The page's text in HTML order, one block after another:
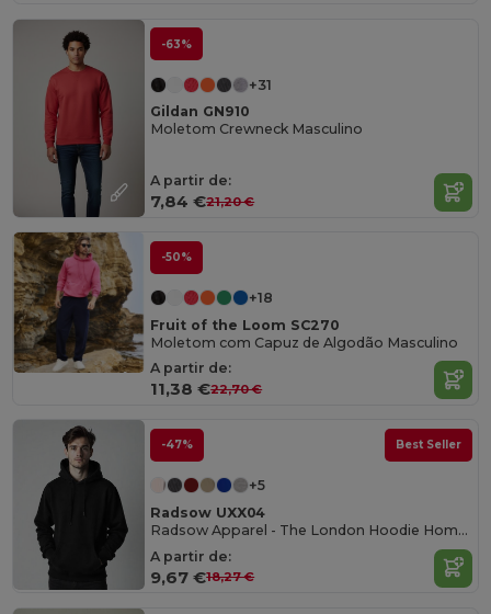
-63%
+31
Gildan GN910
Moletom Crewneck Masculino
A partir de:
7,84 €21,20 €
-50%
+18
Fruit of the Loom SC270
Moletom com Capuz de Algodão Masculino
A partir de:
11,38 €22,70 €
-47% Best Seller
+5
Radsow UXX04
Radsow Apparel - The London Hoodie Homens
A partir de:
9,67 €18,27 €